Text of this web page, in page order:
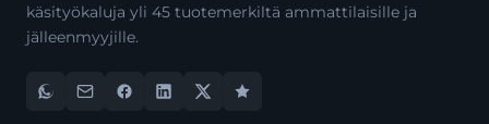
käsityökaluja yli 45 tuotemerkiltä ammattilaisille ja
jälleenmyyjille.